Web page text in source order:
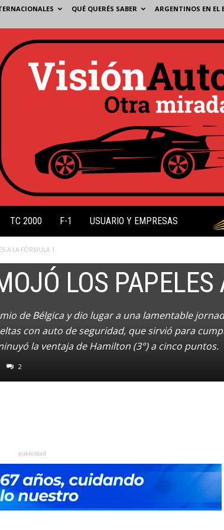
QUÉ QUERÉS SABER ARGENTINOS EN EL
TC 2000 F-1 USUARIO Y EMPRESAS
A LA FÓRMULA 1
LOS
de Bélgica y dio lugar a una lamentable
con auto de seguridad, que sirvió para
la ventaja de Hamilton (3°) a cinco puntos.
2
publicidad